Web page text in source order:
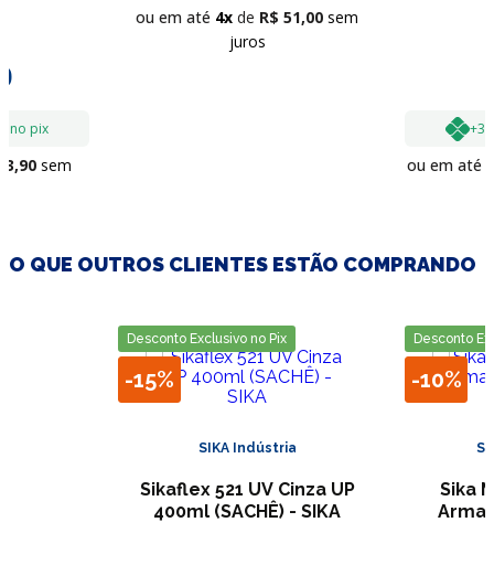
no pix
,90 sem
ou em até 4 R$ 51,00 sem
juros
ou em até
O QUE OUTROS CLIENTES ESTÃO COMPRANDO
Desconto Exclusivo no Pix
-15%
SIKA Indústria
Sikaflex 521 UV Cinza UP
400ml (SACHÊ) - SIKA
Desconto
-10%
Sika